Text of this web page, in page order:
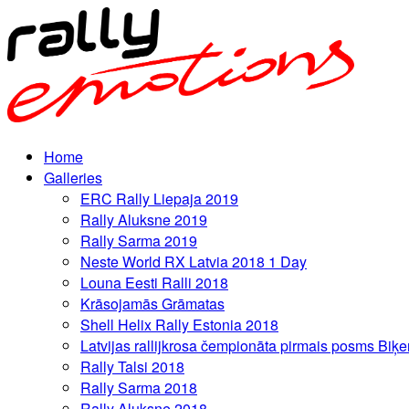
Home
Galleries
ERC Rally Liepaja 2019
Rally Aluksne 2019
Rally Sarma 2019
Neste World RX Latvia 2018 1 Day
Louna Eesti Ralli 2018
Krāsojamās Grāmatas
Shell Helix Rally Estonia 2018
Latvijas rallijkrosa čempionāta pirmais posms
Rally Talsi 2018
Rally Sarma 2018